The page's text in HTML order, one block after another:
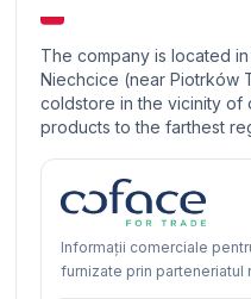
The company is located
Niechcice (near Piotrków
coldstore in the vicinity of
products to the farthest
Informații comerciale
furnizate prin parteneriatul